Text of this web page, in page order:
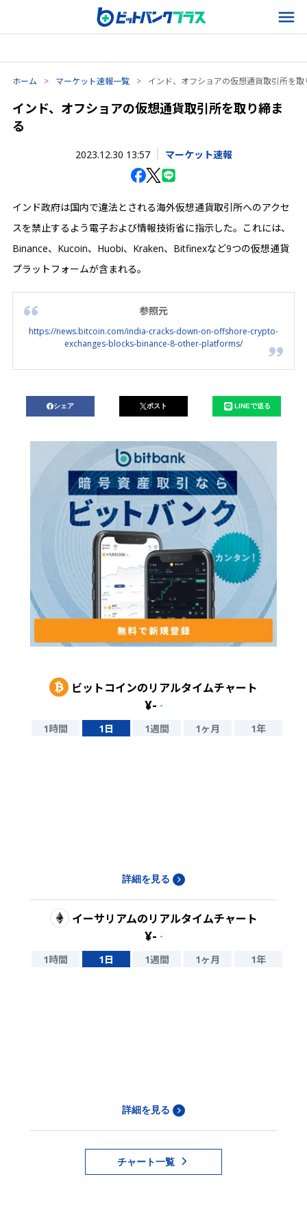
ホーム > マーケット速報一覧 > インド、オフショアの仮想通貨取引所を取
インド、オフショアの仮想通貨取引所を取り締ま
る
2023.12.30 13:57 マーケット速報
インド政府は国内で違法とされる海外仮想通貨取引所へのアクセ
スを禁止するよう電子および情報技術省に指示した。これには、
Binance、Kucoin、Huobi、Kraken、Bitfinexなど9つの仮想通貨
プラットフォームが含まれる。
参照元
https://news.bitcoin.com/india-cracks-down-on-offshore-crypto-
exchanges-blocks-binance-8-other-platforms/
シェア ポスト LINEで送る
ビットコインのリアルタイムチャート
¥- -
1時間 1日 1週間 1ヶ月 1年
詳細を見る
イーサリアムのリアルタイムチャート
¥- -
1時間 1日 1週間 1ヶ月 1年
詳細を見る
チャート一覧